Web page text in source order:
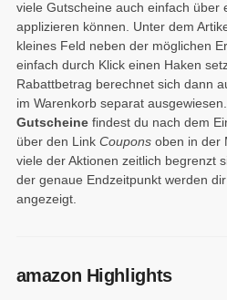
viele Gutscheine auch einfach über
applizieren können. Unter dem
kleines Feld neben der möglichen
einfach durch Klick einen Haken
Rabattbetrag berechnet sich dann
im Warenkorb separat
Gutscheinefindest du nach dem
über den Link Couponsoben in der
viele der Aktionen zeitlich begrenzt
der genaue Endzeitpunkt werden
angezeigt.
amazon Highlights